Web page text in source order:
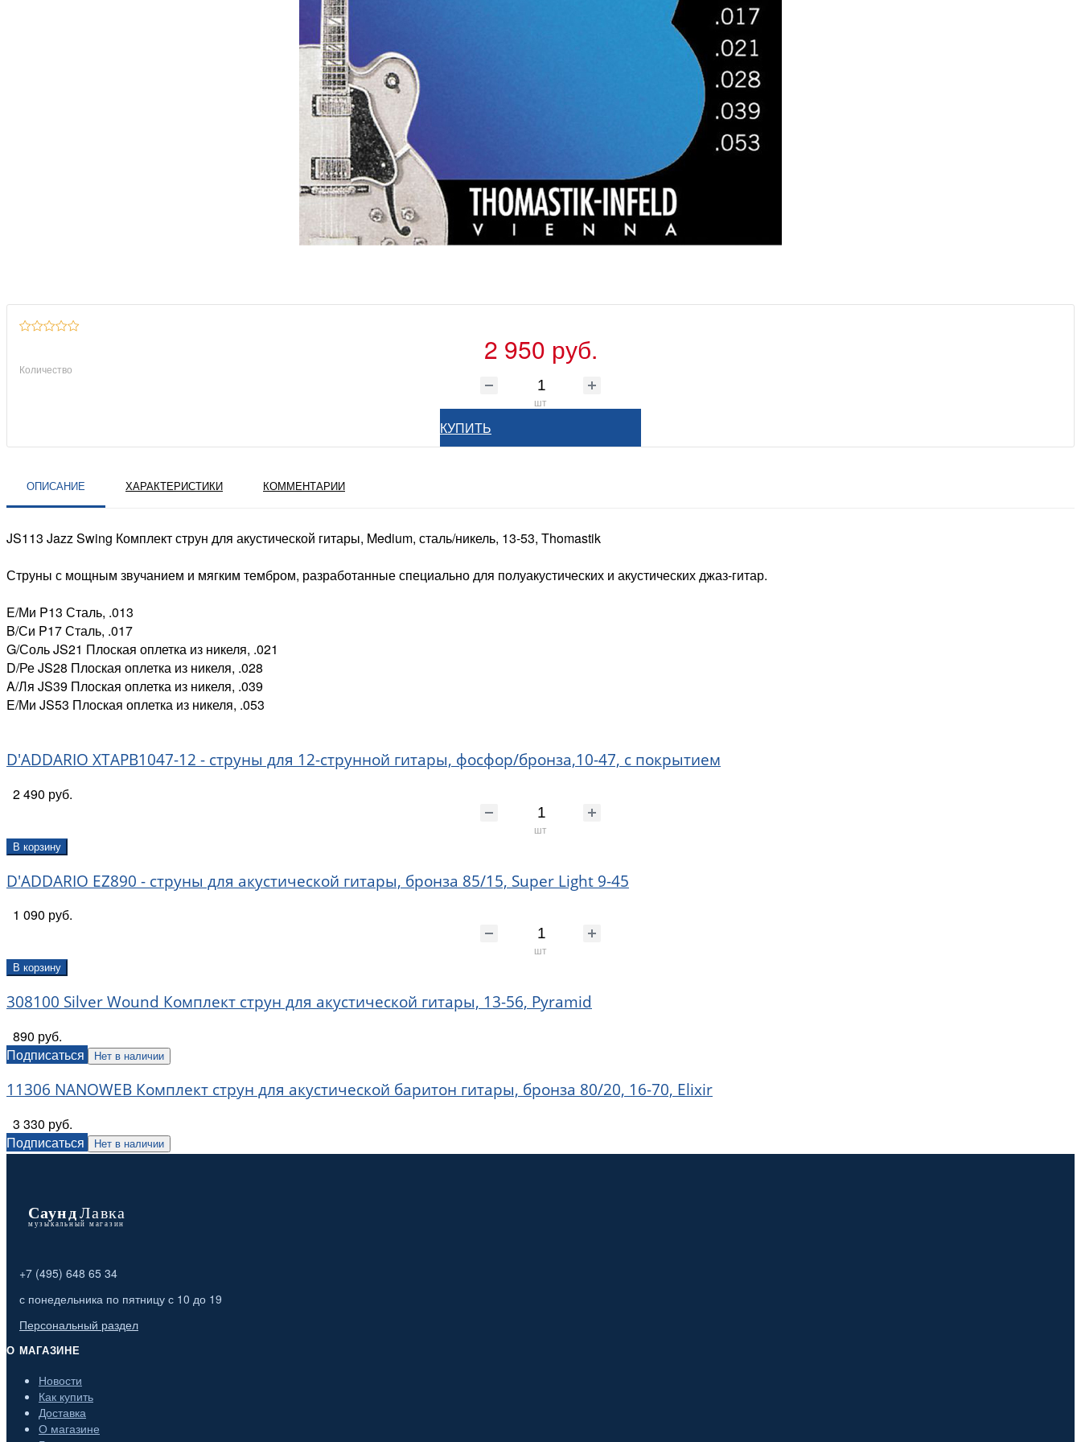
2 950 руб.
Количество
шт
КУПИТЬ
ОПИСАНИЕ ХАРАКТЕРИСТИКИ КОММЕНТАРИИ
JS113 Jazz Swing Комплект струн для акустической гитары, Medium, сталь/никель, 13-53, Thomastik
Струны с мощным звучанием и мягким тембром, разработанные специально для полуакустических и акустических джаз-гитар.
E/Ми P13 Сталь, .013
B/Си P17 Сталь, .017
G/Соль JS21 Плоская оплетка из никеля, .021
D/Ре JS28 Плоская оплетка из никеля, .028
A/Ля JS39 Плоская оплетка из никеля, .039
E/Ми JS53 Плоская оплетка из никеля, .053
D'ADDARIO XTAPB1047-12 - струны для 12-струнной гитары, фосфор/бронза,10-47, с покрытием
2 490 руб.
шт
В корзину
D'ADDARIO EZ890 - струны для акустической гитары, бронза 85/15, Super Light 9-45
1 090 руб.
шт
В корзину
308100 Silver Wound Комплект струн для акустической гитары, 13-56, Pyramid
890 руб.
Подписаться
Нет в наличии
11306 NANOWEB Комплект струн для акустической баритон гитары, бронза 80/20, 16-70, Elixir
3 330 руб.
Подписаться
Нет в наличии
+7 (495) 648 65 34
с понедельника по пятницу с 10 до 19
Персональный раздел
О МАГАЗИНЕ
Новости
Как купить
Доставка
О магазине